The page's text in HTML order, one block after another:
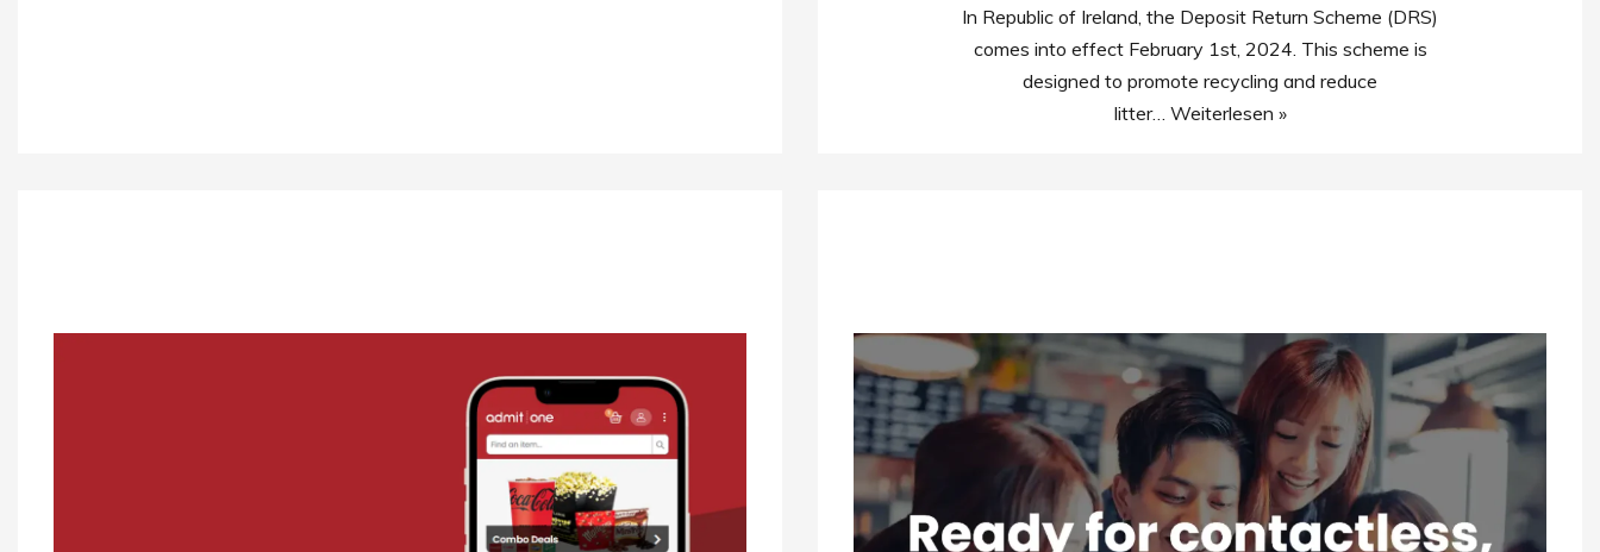
In Republic of Ireland, the Deposit Return Scheme (DRS)
comes into effect February 1st, 2024. This scheme is
designed to promote recycling and reduce
litter… Weiterlesen »